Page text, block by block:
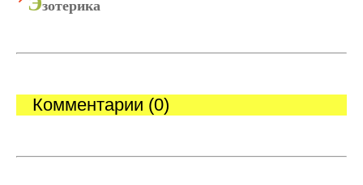
зотерика
Комментарии (0)